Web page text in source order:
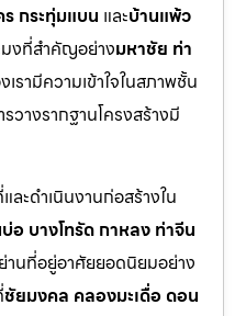
กระทุ่มแบน และบ้านแพ้ว
มงที่สำคัญอย่างมหาชัย ท่า
รามีความเข้าใจในสภาพชั้น
วางรากฐานโครงสร้างมี
ละดำเนินงานก่อสร้างใน
อ บางโทรัด กาหลง ท่าจีน
านที่อยู่อาศัยยอดนิยมอย่าง
ชัยมงคล คลองมะเดื่อ ดอน